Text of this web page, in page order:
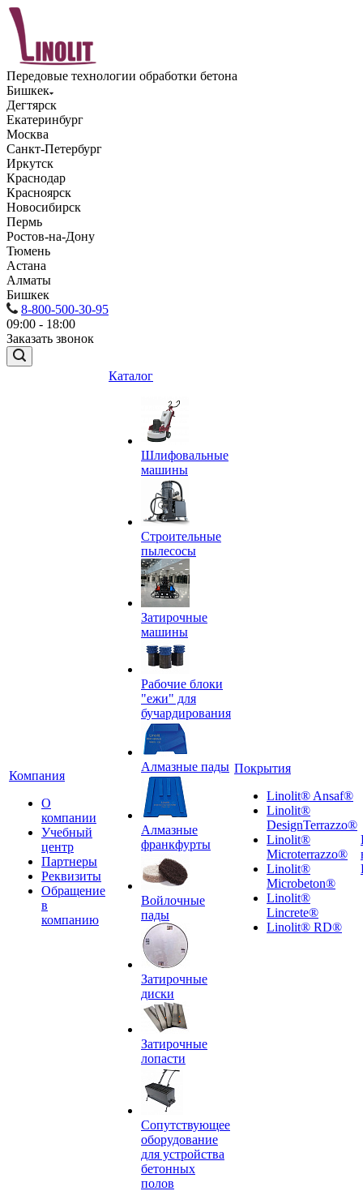
Передовые технологии обработки бетона
Бишкек
Дегтярск
Екатеринбург
Москва
Санкт-Петербург
Иркутск
Краснодар
Красноярск
Новосибирск
Пермь
Ростов-на-Дону
Тюмень
Астана
Алматы
Бишкек
8-800-500-30-95
09:00 - 18:00
Заказать звонок
Компания
О
компании
Учебный
центр
Партнеры
Реквизиты
Обращение
в
компанию
Каталог
Шлифовальные
машины
Строительные
пылесосы
Затирочные
машины
Рабочие блоки
"ежи" для
бучардирования
Алмазные пады
Алмазные
франкфурты
Войлочные
пады
Затирочные
диски
Затирочные
лопасти
Сопутствующее
оборудование
для устройства
бетонных
полов
Покрытия
Linolit® Ansaf®
Linolit®
DesignTerrazzo®
Linolit®
Microterrazzo®
Linolit®
Microbeton®
Linolit®
Lincrete®
Linolit® RD®